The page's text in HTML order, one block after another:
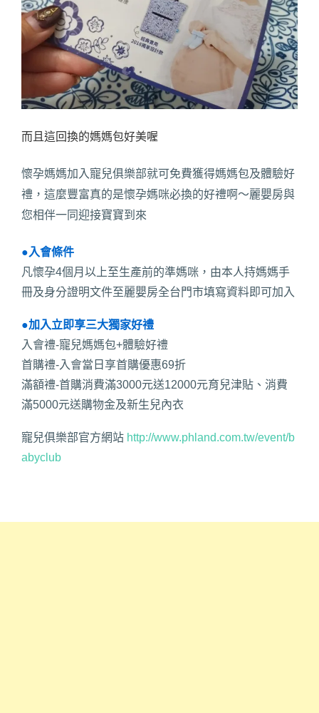
而且這回換的媽媽包好美喔
懷孕媽媽加入寵兒俱樂部就可免費獲得媽媽包及體驗好
禮，這麼豐富真的是懷孕媽咪必換的好禮啊～麗嬰房與
您相伴一同迎接寶寶到來
●入會條件
凡懷孕4個月以上至生產前的準媽咪，由本人持媽媽手
冊及身分證明文件至麗嬰房全台門市填寫資料即可加入
●加入立即享三大獨家好禮
入會禮-寵兒媽媽包+體驗好禮
首購禮-入會當日享首購優惠69折
滿額禮-首購消費滿3000元送12000元育兒津貼、消費
滿5000元送購物金及新生兒內衣
寵兒俱樂部官方網站 http://www.phland.com.tw/event/b
abyclub